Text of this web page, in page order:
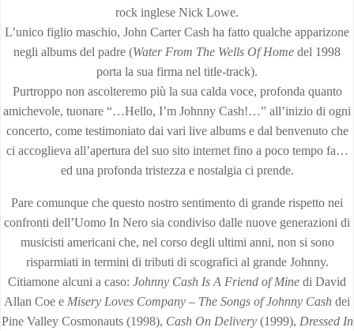
rock inglese Nick Lowe.
L’unico figlio maschio, John Carter Cash ha fatto qualche apparizone
negli albums del padre (Water From The Wells Of Home del 1998
porta la sua firma nel title-track).
Purtroppo non ascolteremo più la sua calda voce, profonda quanto
amichevole, tuonare “…Hello, I’m Johnny Cash!…” all’inizio di ogni
concerto, come testimoniato dai vari live albums e dal benvenuto che
ci accoglieva all’apertura del suo sito internet fino a poco tempo fa…
ed una profonda tristezza e nostalgia ci prende.
Pare comunque che questo nostro sentimento di grande rispetto nei
confronti dell’Uomo In Nero sia condiviso dalle nuove generazioni di
musicisti americani che, nel corso degli ultimi anni, non si sono
risparmiati in termini di tributi di scografici al grande Johnny.
Citiamone alcuni a caso: Johnny Cash Is A Friend of Mine di David
Allan Coe e Misery Loves Company – The Songs of Johnny Cash dei
Pine Valley Cosmonauts (1998), Cash On Delivery(1999), Dressed In